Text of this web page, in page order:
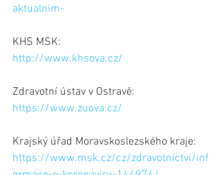
aktualnim-
KHS MSK:
http://www.khsova.cz/
Zdravotní ústav v Ostravě:
https://www.zuova.cz/
Krajský úřad Moravskoslezského kraje:
https://www.msk.cz/cz/zdravotnictvi/inf